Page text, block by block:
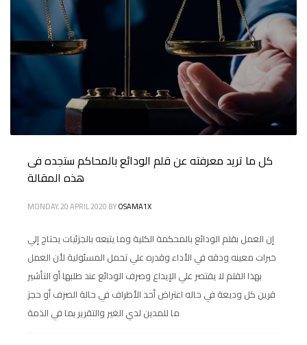
كل ما تريد معرفته عن قلم الودائع بالمحاكم ستجده فى
هذه المقالة
MONDAY, 20 APRIL 2020 BYOSAMA1X
إن العمل بقلم الودائع بالمحكمة الكلية وما يتبعه بالجزئيات يحتاج إلي
خبرات معينه ودقه في الأداء وقدره علي تحمل المسئولية لأن العمل
بهذا القلم لا يقتصر علي الإيداع وصرف الودائع عند طلبها أو التأشير
قرين كل وديعة في حاله اعتراض أحد الأطراف في حالة الصرف أو حجز
ما للمدين لدي الغير والتقرير بما في الذمة